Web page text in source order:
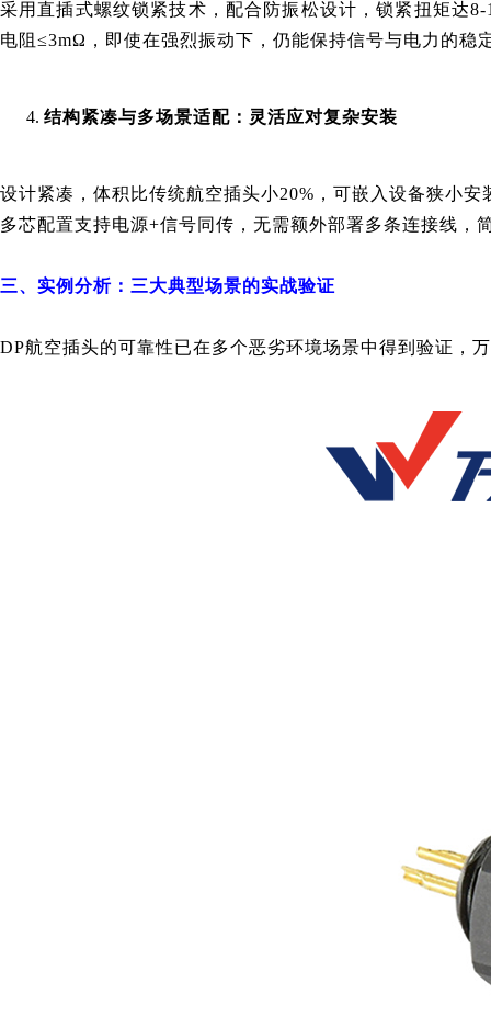
采用直插式螺纹锁紧技术，配合防振松设计，锁紧扭矩达
电阻≤3mΩ，即使在强烈振动下，仍能保持信号与电力的稳
结构紧凑与多场景适配：灵活应对复杂安装
设计紧凑，体积比传统航空插头小20%，可嵌入设备狭小
多芯配置支持电源+信号同传，无需额外部署多条连接线，
三、实例分析：三大典型场景的实战验证
DP航空插头的可靠性已在多个恶劣环境场景中得到验证，